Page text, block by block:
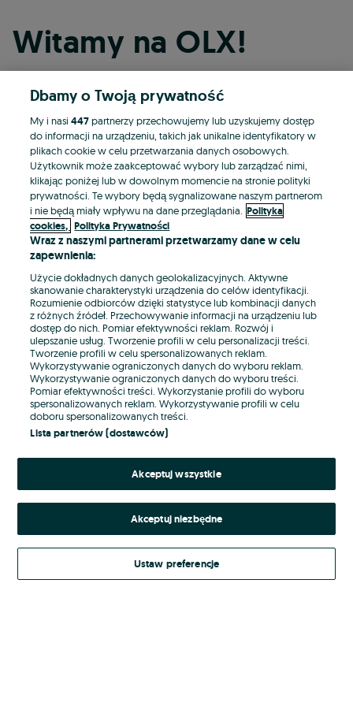
Witamy na OLX!
Kontynuuj przez Facebooka
Kontynuuj przez konto Apple
Kontynuuj przez konto Google
LUB
E-mail
Hasło
Nie pamiętasz hasła?
Zaloguj się
Kontynuując za pośrednictwem jednego z dostawców wskazanych powyżej,
Regulamin serwisuOLX.pl w jego aktualnym brzmieniu.
Dbamy o Twoją prywatność
My i nasi447partnerzy przechowujemy lub uzyskujemy dostęp
do informacji na urządzeniu, takich jak unikalne identyfikatory w
plikach cookie w celu przetwarzania danych osobowych.
Użytkownik może zaakceptować wybory lub zarządzać nimi,
klikając poniżej lub w dowolnym momencie na stronie polityki
prywatności. Te wybory będą sygnalizowane naszym partnerom
i nie będą miały wpływu na dane przeglądania. Polityka
cookies, Polityka Prywatności
Wraz z naszymi partnerami przetwarzamy dane w celu
zapewnienia:
Użycie dokładnych danych geolokalizacyjnych. Aktywne
skanowanie charakterystyki urządzenia do celów identyfikacji.
Rozumienie odbiorców dzięki statystyce lub kombinacji danych
z różnych źródeł. Przechowywanie informacji na urządzeniu lub
dostęp do nich. Pomiar efektywności reklam. Rozwój i
ulepszanie usług. Tworzenie profili w celu personalizacji treści.
Tworzenie profili w celu spersonalizowanych reklam.
Wykorzystywanie ograniczonych danych do wyboru reklam.
Wykorzystywanie ograniczonych danych do wyboru treści.
Pomiar efektywności treści. Wykorzystanie profili do wyboru
spersonalizowanych reklam. Wykorzystywanie profili w celu
doboru spersonalizowanych treści.
Lista partnerów (dostawców)
Akceptuj wszystkie
Akceptuj niezbędne
Ustaw preferencje